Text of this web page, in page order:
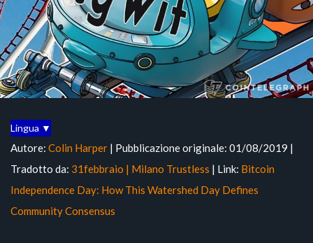
Lingua ▼
Autore: Colin Harper | Pubblicazione originale: 01/08/2019 |
Tradotto da: 31febbraio | Milano Trustless | Link: Bitcoin
Independence Day: How This Watershed Day Defines
Community Consensus